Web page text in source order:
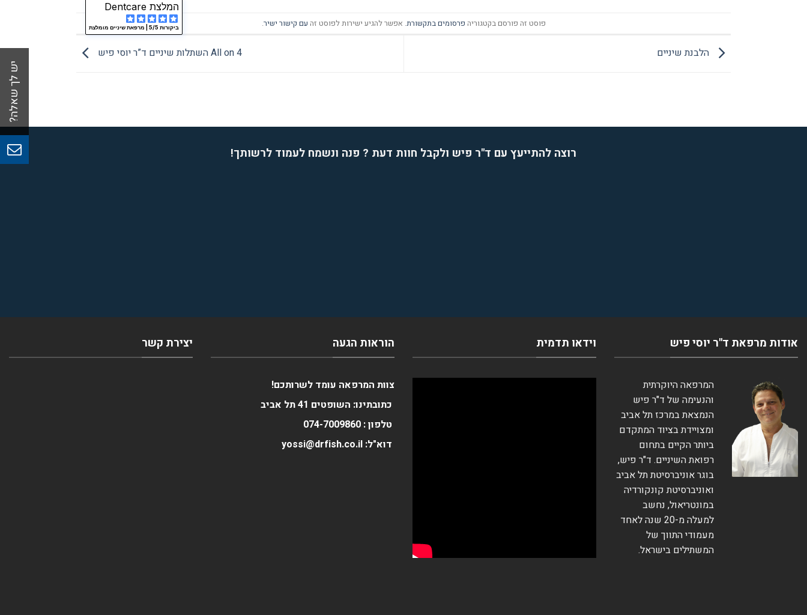
פוסט זה פורסם בקטגוריה פרסומים בתקשורת. אפשר להגיע ישירות לפוסט זה עם קישור ישיר.
המלצת Dentcare
ביקורות 5/5 | מרפאת שיניים מומלצת
הלבנת שיניים All on 4 השתלות שיניים ד”ר יוסי פיש
רוצה להתייעץ עם ד''ר פיש ולקבל חוות דעת ? פנה ונשמח לעמוד לרשותך!
אודות מרפאת ד''ר יוסי פיש
המרפאה היוקרתית
והנעימה של ד"ר פיש
הנמצאת במרכז תל אביב
ומצויידת בציוד המתקדם
ביותר הקיים בתחום
רפואת השיניים. ד"ר פיש,
בוגר אוניברסיטת תל אביב
ואוניברסיטת קונקורדיה
במונטריאול, נחשב
למעלה מ-20 שנה לאחד
מעמודי התווך של
המשתילים בישראל.
וידאו תדמית הוראות הגעה
צוות המרפאה עומד לשרותכם!
כתובתינו: השופטים 41 תל אביב
טלפון : 074-7009860
דוא"ל: yossi@drfish.co.il
יצירת קשר